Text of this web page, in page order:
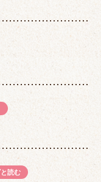
読む